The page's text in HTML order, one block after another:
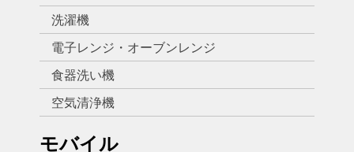
洗濯機
電子レンジ・オーブンレンジ
食器洗い機
空気清浄機
モバイル